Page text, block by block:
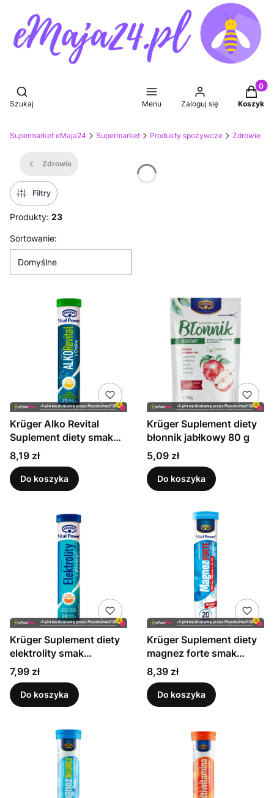
Otwórz wyszukiwarkę
Szukaj Menu Zaloguj się Koszyk
Supermarket eMaja24 Supermarket Produkty spożywcze Zdrowie
Zdrowie
Filtry
Produkty: 23
Lista produktów
Sortowanie:
Domyślne
Krüger Alko Revital
Suplement diety smak
cytrynowy 82 g (20
sztuk)
Cena
8,19 zł
Do koszyka
Krüger Suplement diety
błonnik jabłkowy 80 g
Cena
5,09 zł
Do koszyka
Krüger Suplement diety
elektrolity smak
pomarańczowy 86 g (20
sztuk)
Cena
7,99 zł
Do koszyka
Krüger Suplement diety
magnez forte smak
cytrynowy 84 g (20
sztuk)
Cena
8,39 zł
Do koszyka